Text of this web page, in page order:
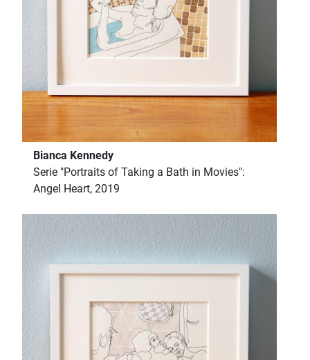
Bianca Kennedy
Serie "Portraits of Taking a Bath in Movies":
Angel Heart, 2019